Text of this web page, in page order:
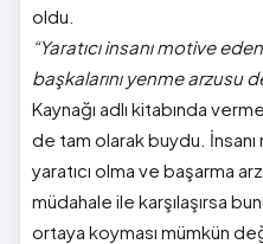
oldu.
“Yaratıcı insanı motive
başkalarını yenme arzusu
Kaynağı adlı kitabında
de tam olarak buydu.
yaratıcı olma ve başarma
müdahale ile karşılaşırsa
ortaya koyması mümkün